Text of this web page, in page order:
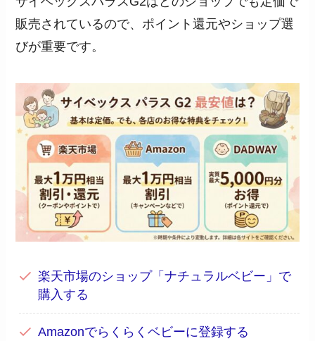
販売されているので、ポイント還元やショップ選
びが重要です。
楽天市場のショップ「ナチュラルベビー」で
購入する
Amazonでらくらくベビーに登録する